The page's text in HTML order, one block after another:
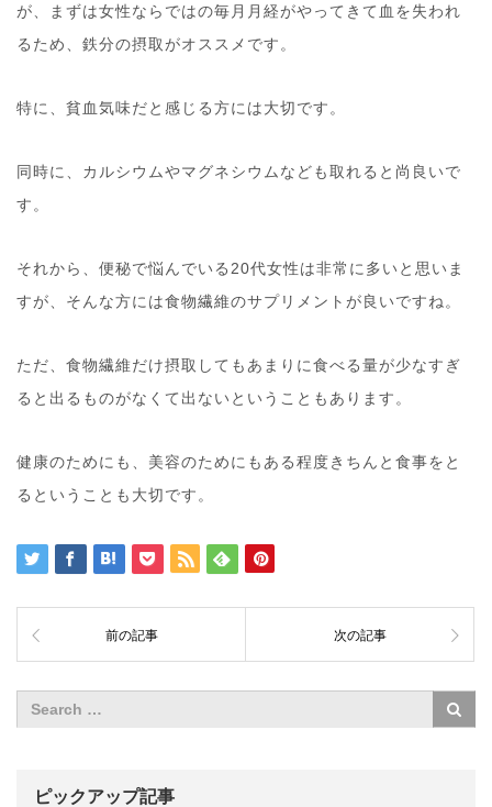
が、まずは女性ならではの毎月月経がやってきて血を失われ
るため、鉄分の摂取がオススメです。
特に、貧血気味だと感じる方には大切です。
同時に、カルシウムやマグネシウムなども取れると尚良いで
す。
それから、便秘で悩んでいる20代女性は非常に多いと思いま
すが、そんな方には食物繊維のサプリメントが良いですね。
ただ、食物繊維だけ摂取してもあまりに食べる量が少なすぎ
ると出るものがなくて出ないということもあります。
健康のためにも、美容のためにもある程度きちんと食事をと
るということも大切です。
前の記事 次の記事
ピックアップ記事